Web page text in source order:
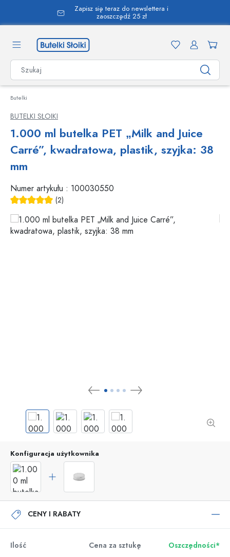
zawartości
Zapisz się teraz do newslettera i
zaoszczędź 25 zł
Butelki
BUTELKI SŁOIKI
1.000 ml butelka PET „Milk and Juice
Carré”, kwadratowa, plastik, szyjka: 38
mm
Numer artykułu : 100030550
(2)
Konfiguracja użytkownika
CENY I RABATY
Ilość Cena za sztukę
Oszczędności*